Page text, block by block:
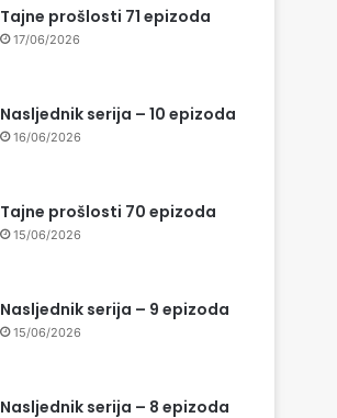
Tajne prošlosti 71 epizoda
17/06/2026
Nasljednik serija – 10 epizoda
16/06/2026
Tajne prošlosti 70 epizoda
15/06/2026
Nasljednik serija – 9 epizoda
15/06/2026
Nasljednik serija – 8 epizoda